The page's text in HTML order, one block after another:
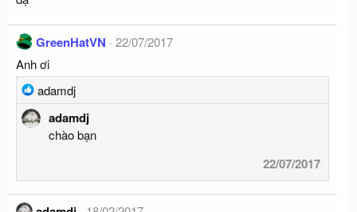
GreenHatVN
22/07/2017
Anh ơi
R
a
n
adamdj
adamdj
chào bạn
22/07/2017